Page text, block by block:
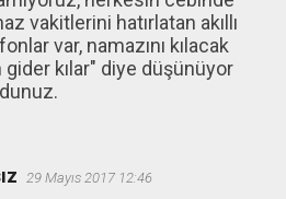
vakitlerini hatırlatan akıllı
var, namazını kılacak
gider kılar" diye düşünüyor
29 Mayıs 2017 12:46